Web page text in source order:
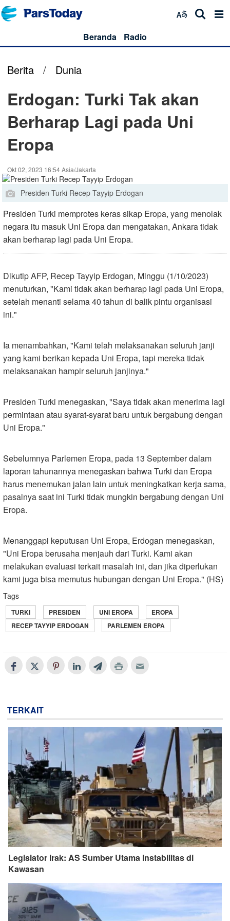
Beranda Radio
Berita / Dunia
Erdogan: Turki Tak akan
Berharap Lagi pada Uni
Eropa
Okt 02, 2023 16:54 Asia/Jakarta
Presiden Turki Recep Tayyip Erdogan
Presiden Turki memprotes keras sikap Eropa, yang menolak
negara itu masuk Uni Eropa dan mengatakan, Ankara tidak
akan berharap lagi pada Uni Eropa.
Dikutip AFP, Recep Tayyip Erdogan, Minggu (1/10/2023)
menuturkan, "Kami tidak akan berharap lagi pada Uni Eropa,
setelah menanti selama 40 tahun di balik pintu organisasi
ini."
Ia menambahkan, "Kami telah melaksanakan seluruh janji
yang kami berikan kepada Uni Eropa, tapi mereka tidak
melaksanakan hampir seluruh janjinya."
Presiden Turki menegaskan, "Saya tidak akan menerima lagi
permintaan atau syarat-syarat baru untuk bergabung dengan
Uni Eropa."
Sebelumnya Parlemen Eropa, pada 13 September dalam
laporan tahunannya menegaskan bahwa Turki dan Eropa
harus menemukan jalan lain untuk meningkatkan kerja sama,
pasalnya saat ini Turki tidak mungkin bergabung dengan Uni
Eropa.
Menanggapi keputusan Uni Eropa, Erdogan menegaskan,
"Uni Eropa berusaha menjauh dari Turki. Kami akan
melakukan evaluasi terkait masalah ini, dan jika diperlukan
kami juga bisa memutus hubungan dengan Uni Eropa." (HS)
Tags
TURKI PRESIDEN UNI EROPA
EROPA
RECEP TAYYIP ERDOGAN
PARLEMEN EROPA
TERKAIT
Legislator Irak: AS Sumber Utama Instabilitas di
Kawasan